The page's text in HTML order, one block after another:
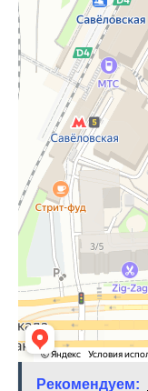
Рекомендуем: